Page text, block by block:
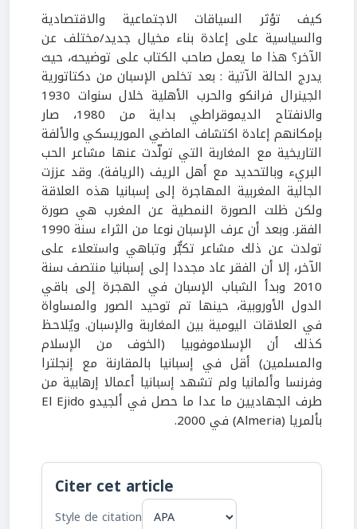
كيف تؤثر السياقات الاجتماعية والاقتصادية
والسياسية على إعادة بناء مخيال جديد/مختلف عن
الآخر؟ هذا ما يعمل صاحب الكتاب على توضيحه، حيث
يدرج الحالة الآتية : بعد تخلص الإسبان من دكتاتورية
الجينرال فرانكو والحرب الأهلية خلال سنوات 1930
والانفتاح الديموقراطي بداية من 1980، صار
بإمكانهم إعادة اكتشاف الماضي الموريسكي والألفة
التاريخية مع المغاربة التي تولّدت عنها مشاعر الحب
البريء وبالتحديد مع أهل الريف (الريافة). وقد عززت
الجالية المغربية المهاجرة إلى إسبانيا هذه العلاقة
ولكن ظلت الصورة النمطية عن المغرب هي صورة
الفقر. وبعد أن عرف الإسبان نوعا من الثراء سنة 1990
تولدت عن ذلك مشاعر تكبٌّر وتباهي واستعلاء على
الآخر، إلا أن الفقر عاد مجددا إلى إسبانيا منتصف سنة
2010 وبدأ الشباب الإسبان في الهجرة إلى باقي
الدول الأوروبية، حينها تم توحيد الصور والمساواة
في العلاقات اليومية بين المغاربة والإسبان. ويٌلاحظ
كذلك أن الإسلاموفوبيا (الخوف من الإسلام
والمسلمين) أقل في إسبانيا بالمقارنة مع إنجلترا
وفرنسا وألمانيا ولم تشهد إسبانيا أعمالا إرهابية من
طرف الجهاديين ما عدا ما حصل في ألجيدو El Ejido
بألمريا (Almeria) في 2000.
Citer cet article
Style de citation